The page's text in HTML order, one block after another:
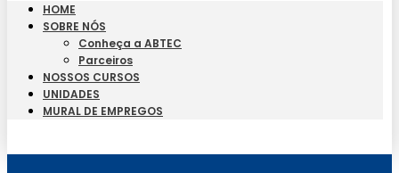
HOME
SOBRE NÓS
Conheça a ABTEC
Parceiros
NOSSOS CURSOS
UNIDADES
MURAL DE EMPREGOS